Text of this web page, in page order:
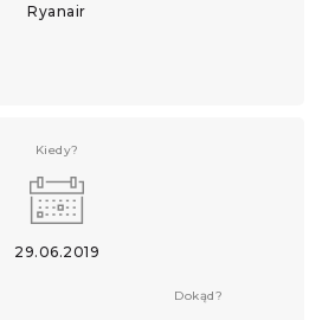
Ryanair
Kiedy?
29.06.2019
Dokąd?